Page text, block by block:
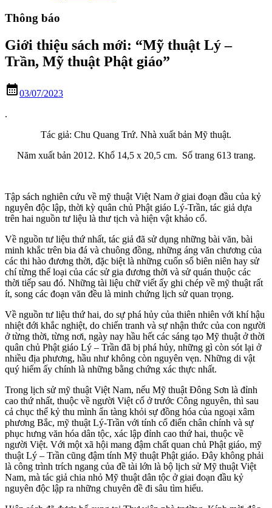
Thông báo
Giới thiệu sách mới: “Mỹ thuật Lý –
Trần, Mỹ thuật Phật giáo”
calendar_month03/07/2023
.
Tác giả: Chu Quang Trứ. Nhà xuất bản Mỹ thuật.
Năm xuất bản 2012. Khổ 14,5 x 20,5 cm. Số trang 613 trang.
Tập sách nghiên cứu về mỹ thuật Việt Nam ở giai đoạn đầu của kỷ
nguyên độc lập, thời kỳ quân chủ Phật giáo Lý-Trần, tác giả dựa
trên hai nguồn tư liệu là thư tịch và hiện vật khảo cổ.
Về nguồn tư liệu thứ nhất, tác giả đã sử dụng những bài văn, bài
minh khắc trên bia đá và chuông đồng, những áng văn chương của
các thi hào đương thời, đặc biệt là những cuốn sổ biên niên hay sử
chí từng thể loại của các sử gia đương thời và sử quán thuộc các
thời tiếp sau đó. Những tài liệu chữ viết ấy ghi chép về mỹ thuật rất
ít, song các đoạn văn đều là minh chứng lịch sử quan trọng.
Về nguồn tư liệu thứ hai, do sự phá hủy của thiên nhiên với khí hậu
nhiệt đới khắc nghiệt, do chiến tranh và sự nhận thức của con người
ở từng thời, từng nơi, ngày nay hầu hết các sáng tạo Mỹ thuật ở thời
quân chủ Phật giáo Lý – Trần đã bị phá hủy, những gì còn sót lại ở
nhiều địa phương, hầu như không còn nguyên vẹn. Những di vật
quý hiếm ấy chính là những bằng chứng xác thực nhất.
Trong lịch sử mỹ thuật Việt Nam, nếu Mỹ thuật Đông Sơn là đỉnh
cao thứ nhất, thuộc về người Việt cổ ở trước Công nguyên, thì sau
cả chục thể kỷ thu mình ẩn tàng khỏi sự đồng hóa của ngoại xâm
phương Bắc, mỹ thuật Lý-Trần với tính cổ điển chân chính và sự
phục hưng văn hóa dân tộc, xác lập đỉnh cao thứ hai, thuộc về
người Việt. Với một xã hội mang đậm chất quan chủ Phật giáo, mỹ
thuật Lý – Trần cũng đậm tính Mỹ thuật Phật giáo. Đây không phải
là công trình trích ngang của đề tài lớn là bộ lịch sử Mỹ thuật Việt
Nam, mà tác giả chia nhỏ Mỹ thuật dân tộc ở giai đoạn đầu kỷ
nguyên độc lập ra những chuyên đề đi sâu tìm hiểu.